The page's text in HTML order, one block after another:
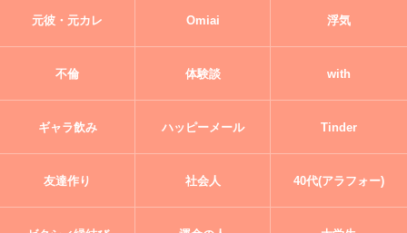
元彼・元カレ Omiai 浮気
不倫 体験談 with
ギャラ飲み ハッピーメール Tinder
友達作り 社会人 40代(アラフォー)